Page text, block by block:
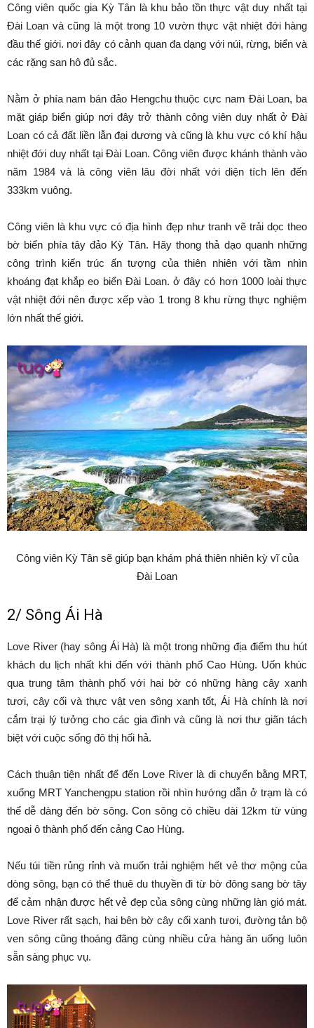
Công viên quốc gia Kỳ Tân là khu bảo tồn thực vật duy nhất tại
Đài Loan và cũng là một trong 10 vườn thực vật nhiệt đới hàng
đầu thế giới. nơi đây có cảnh quan đa dạng với núi, rừng, biển và
các rặng san hô đủ sắc.
Nằm ở phía nam bán đảo Hengchu thuộc cực nam Đài Loan, ba
mặt giáp biển giúp nơi đây trở thành công viên duy nhất ở Đài
Loan có cả đất liền lẫn đại dương và cũng là khu vực có khí hậu
nhiệt đới duy nhất tại Đài Loan. Công viên được khánh thành vào
năm 1984 và là công viên lâu đời nhất với diện tích lên đến
333km vuông.
Công viên là khu vực có địa hình đẹp như tranh vẽ trải dọc theo
bờ biển phía tây đảo Kỳ Tân. Hãy thong thả dạo quanh những
công trình kiến trúc ấn tượng của thiên nhiên với tầm nhìn
khoáng đạt khắp eo biển Đài Loan. ở đây có hơn 1000 loài thực
vật nhiệt đới nên được xếp vào 1 trong 8 khu rừng thực nghiệm
lớn nhất thế giới.
Công viên Kỳ Tân sẽ giúp bạn khám phá thiên nhiên kỳ vĩ của
Đài Loan
2/ Sông Ái Hà
Love River (hay sông Ái Hà) là một trong những địa điểm thu hút
khách du lịch nhất khi đến với thành phố Cao Hùng. Uốn khúc
qua trung tâm thành phố với hai bờ có những hàng cây xanh
tươi, cây cối và thực vật ven sông xanh tốt, Ái Hà chính là nơi
cắm trại lý tưởng cho các gia đình và cũng là nơi thư giãn tách
biệt với cuộc sống đô thị hối hả.
Cách thuận tiện nhất để đến Love River là di chuyển bằng MRT,
xuống MRT Yanchengpu station rồi nhìn hướng dẫn ở trạm là có
thể dễ dàng đến bờ sông. Con sông có chiều dài 12km từ vùng
ngoại ô thành phố đến cảng Cao Hùng.
Nếu túi tiền rủng rỉnh và muốn trải nghiệm hết vẻ thơ mộng của
dòng sông, bạn có thể thuê du thuyền đi từ bờ đông sang bờ tây
để cảm nhận được hết vẻ đẹp của sông cùng những làn gió mát.
Love River rất sạch, hai bên bờ cây cối xanh tươi, đường tản bộ
ven sông cũng thoáng đãng cùng nhiều cửa hàng ăn uống luôn
sẵn sàng phục vụ.